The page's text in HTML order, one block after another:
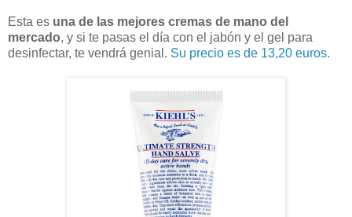
Esta es una de las mejores cremas de mano del
mercado, y si te pasas el día con el jabón y el gel para
desinfectar, te vendrá genial. Su precio es de 13,20 euros.